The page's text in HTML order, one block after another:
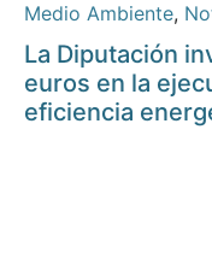
Medio Ambiente,
La Diputación
euros en la
eficiencia